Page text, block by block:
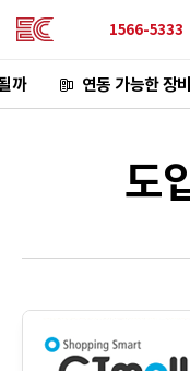
1566-5333
까 연동 가능한 장비
도